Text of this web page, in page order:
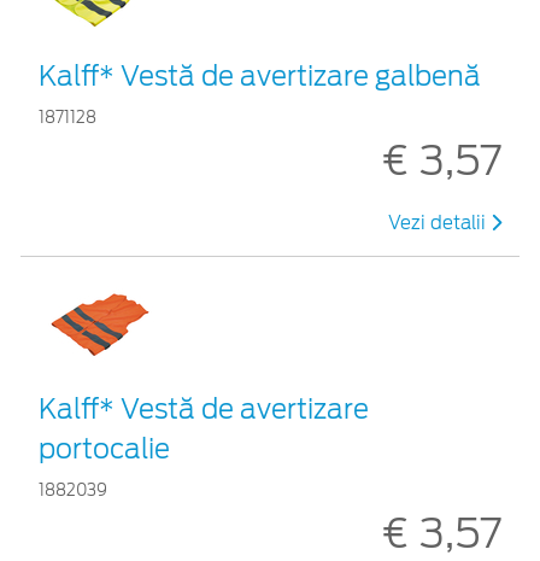
Kalff* Vestă de avertizare galbenă
1871128
€ 3,57
Vezi detalii
Kalff* Vestă de avertizare
portocalie
1882039
€ 3,57